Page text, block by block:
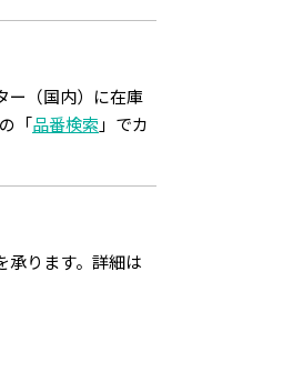
ー（国内）に在庫
「 品番検索 」でカ
承ります。詳細は